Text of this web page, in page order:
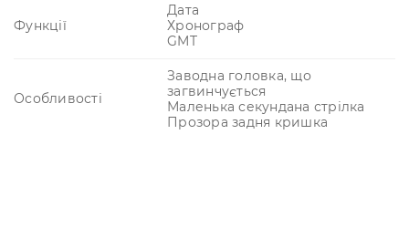
Функції
Дата
Хронограф
GMT
Особливості
Заводна головка, що
загвинчується
Маленька секундана стрілка
Прозора задня кришка